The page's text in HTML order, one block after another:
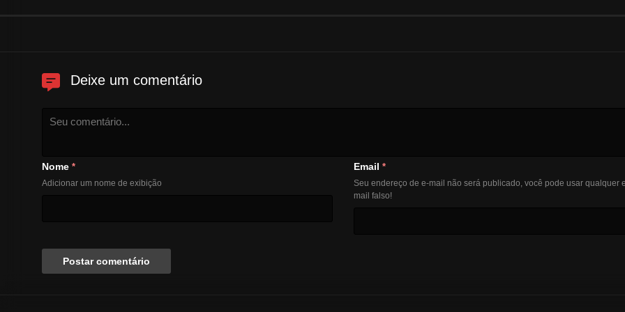
Deixe um comentário
Nome *
Adicionar um nome de exibição
Email *
Seu endereço de e-mail não será publicado, você pode usar qualquer
mail falso!